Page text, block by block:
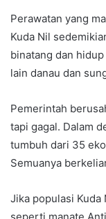
Perawatan yang
Kuda Nil
binatang dan
lain danau dan
Pemerintah
tapi gagal. Dalam
tumbuh dari 35
Semuanya
Jika populasi